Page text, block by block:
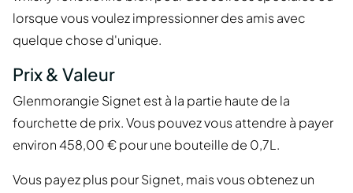
lorsque vous voulez impressionner des amis avec
quelque chose d'unique.
Prix & Valeur
Glenmorangie Signet est à la partie haute de la
fourchette de prix. Vous pouvez vous attendre à payer
environ 458,00 € pour une bouteille de 0,7L.
Vous payez plus pour Signet, mais vous obtenez un